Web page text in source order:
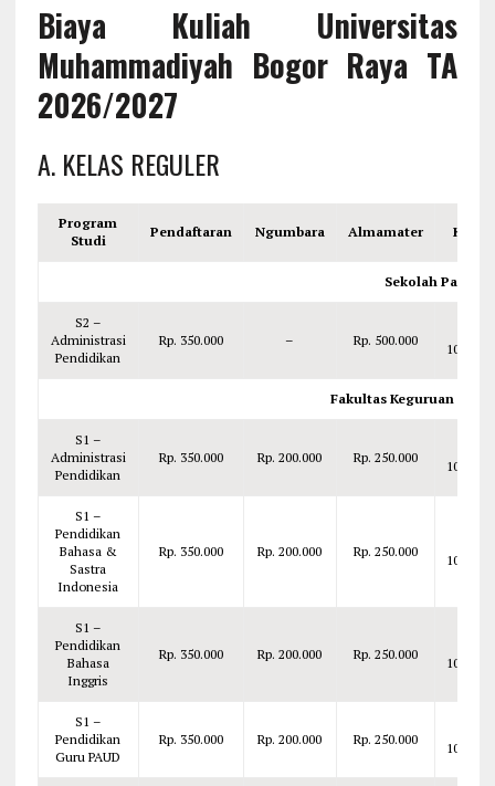
Biaya Kuliah Universitas
Muhammadiyah Bogor Raya TA
2026/2027
A. KELAS REGULER
Program
Studi
Pendaftaran Ngumbara Almamater KTM
Sekolah
S2 –
Administrasi
Pendidikan
Rp. 350.000 – Rp. 500.000
100.000
Fakultas Keguruan &
S1 –
Administrasi
Pendidikan
Rp. 350.000 Rp. 200.000 Rp. 250.000
100.000
S1 –
Pendidikan
Bahasa &
Sastra
Indonesia
Rp. 350.000 Rp. 200.000 Rp. 250.000
100.000
S1 –
Pendidikan
Bahasa
Inggris
Rp. 350.000 Rp. 200.000 Rp. 250.000
100.000
S1 –
Pendidikan
Guru PAUD
Rp. 350.000 Rp. 200.000 Rp. 250.000
100.000